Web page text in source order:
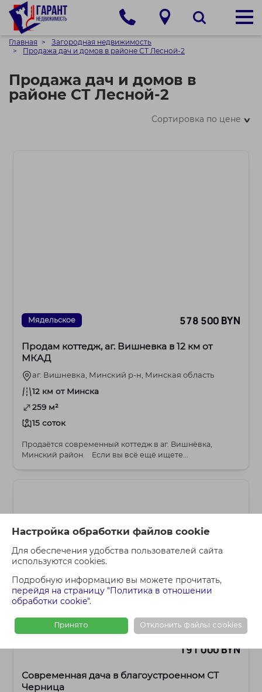
Настройка обработки файлов cookie
Для обеспечения удобства пользователей сайта
используются cookies.
Подробную информацию вы можете прочитать,
перейдя на страницу "Политика в отношении
обработки cookie".
Принято Отклонить файлы cookies
Главная
Загородная недвижимость
Продажа дач и домов в районе СТ Лесной-2
Продажа дач и домов в
районе СТ Лесной-2
Сортировка по цене>
Мядельское 578 500 BYN
Продам коттедж, аг. Вишневка в 12 км от
МКАД
аг. Вишневка, Минский р-н, Минская область
12 км от Минска
259 м²
15 соток
Продаётся современный коттедж в аг. Вишнёвка,
Минский район. Если вы всё ещё ищете...
191 000 BYN
Современная дача в благоустроенном СТ
Черница